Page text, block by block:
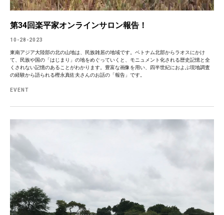
第34回楽平家オンラインサロン報告！
10-28-2023
東南アジア大陸部の北の山地は、民族雑居の地域です。ベトナム北部からラオスにかけ
て、民族や国の「はじまり」の地をめぐっていくと、モニュメント化される歴史記憶と全
くされない記憶のあることがわかります。豊富な画像を用い、四半世紀におよぶ現地調査
の経験から語られる樫永真佐夫さんのお話の「報告」です。
EVENT